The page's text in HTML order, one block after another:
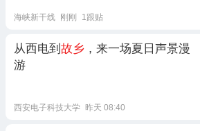
海峡新干线 刚刚 1跟贴
从西电到 故乡 ，来一场夏日声景漫
游
西安电子科技大学 昨天 08:40